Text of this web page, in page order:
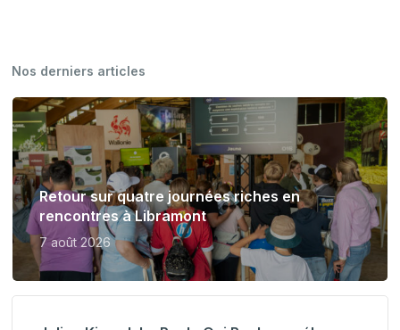
Nos derniers articles
Retour sur quatre journées riches en
rencontres à Libramont
7 août 2026